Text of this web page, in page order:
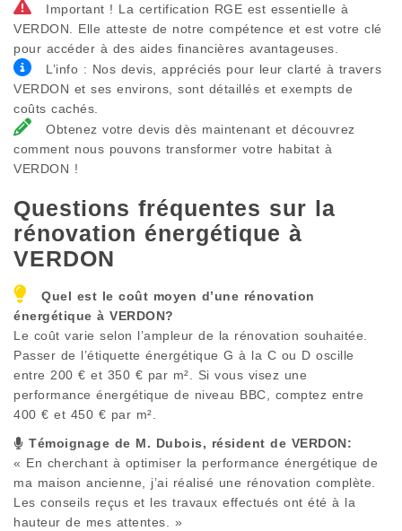
Important ! La certification RGE est essentielle à
VERDON. Elle atteste de notre compétence et est votre clé
pour accéder à des aides financières avantageuses.
L’info : Nos devis, appréciés pour leur clarté à travers
VERDON et ses environs, sont détaillés et exempts de
coûts cachés.
Obtenez votre devis dès maintenant et découvrez
comment nous pouvons transformer votre habitat à
VERDON !
Questions fréquentes sur la
rénovation énergétique à
VERDON
Quel est le coût moyen d’une rénovation
énergétique à VERDON?
Le coût varie selon l’ampleur de la rénovation souhaitée.
Passer de l’étiquette énergétique G à la C ou D oscille
entre 200 € et 350 € par m². Si vous visez une
performance énergétique de niveau BBC, comptez entre
400 € et 450 € par m².
Témoignage de M. Dubois, résident de VERDON:
« En cherchant à optimiser la performance énergétique de
ma maison ancienne, j’ai réalisé une rénovation complète.
Les conseils reçus et les travaux effectués ont été à la
hauteur de mes attentes. »